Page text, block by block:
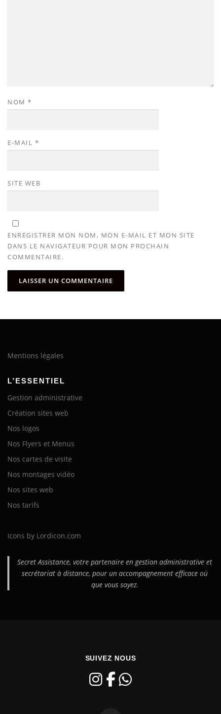
NOM *
E-MAIL *
SITE WEB
ENREGISTRER MON NOM, MON E-MAIL ET MON SITE
DANS LE NAVIGATEUR POUR MON PROCHAIN
COMMENTAIRE.
Mentions légales
L’ESSENTIEL
Gestion administrative
Création sites web
Nos logos
Nos Flyers et Menus
Nos cartes de visite
Nos montages vidéo
Nos sites web
Nos tarifs
Icons by Lordicon.com
Secret Assistance, votre partenaire en gestion administrative et
secrétariat à distance, pour un accompagnement efficace où
que vous soyez.
SUIVEZ NOUS